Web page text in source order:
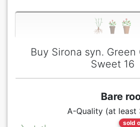
Buy Sirona syn.
Sweet 16
Bare
A-Quality (at least
sold